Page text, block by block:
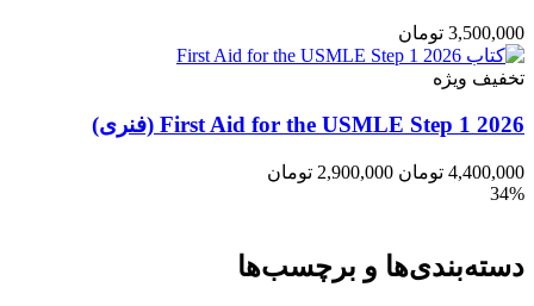
3,500,000 تومان
تخفیف ویژه
First Aid for the USMLE Step 1 2026 (فنری)
4,400,000 تومان 2,900,000 تومان
34%
دسته‌بندی‌ها و برچسب‌ها